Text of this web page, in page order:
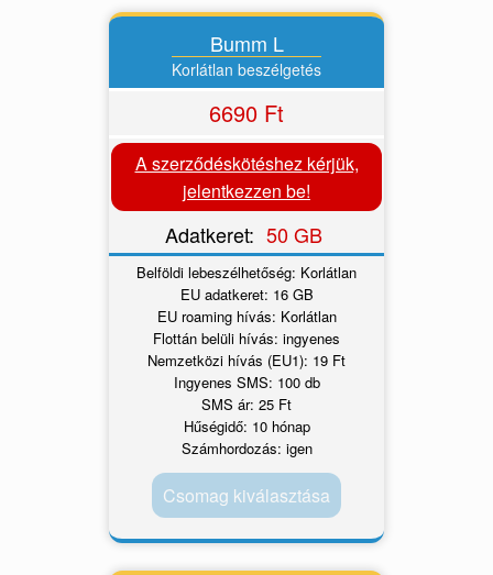
Bumm L
Korlátlan beszélgetés
6690 Ft
A szerződéskötéshez kérjük,
jelentkezzen be!
Adatkeret: 50 GB
Belföldi lebeszélhetőség: Korlátlan
EU adatkeret: 16 GB
EU roaming hívás: Korlátlan
Flottán belüli hívás: ingyenes
Nemzetközi hívás (EU1): 19 Ft
Ingyenes SMS: 100 db
SMS ár: 25 Ft
Hűségidő: 10 hónap
Számhordozás: igen
Csomag kiválasztása